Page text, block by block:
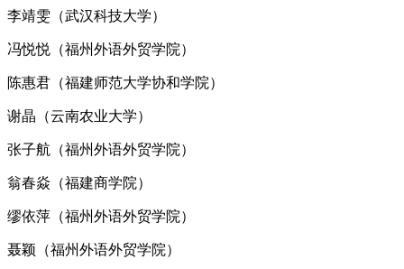
李靖雯（武汉科技大学）
冯悦悦（福州外语外贸学院）
陈惠君（福建师范大学协和学院）
谢晶（云南农业大学）
张子航（福州外语外贸学院）
翁春焱（福建商学院）
缪依萍（福州外语外贸学院）
聂颖（福州外语外贸学院）